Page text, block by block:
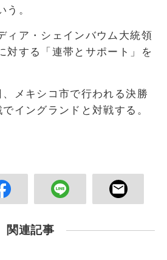
う。
ィア・シェインバウム大統領
対する「連帯とサポート」を
メキシコ市で行われる決勝
イングランドと対戦する。
関連記事